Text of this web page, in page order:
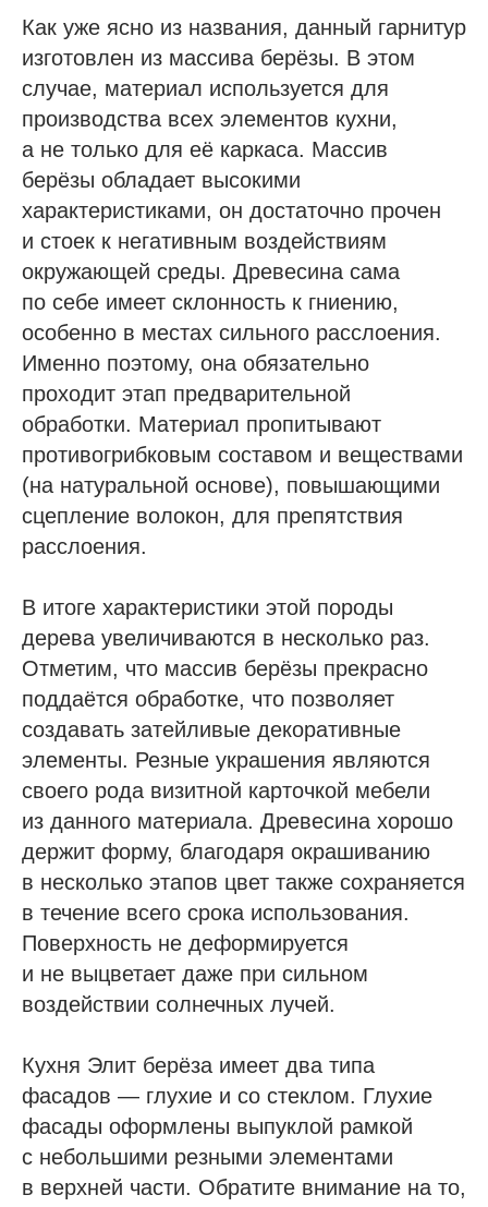
Как уже ясно из названия, данный гарнитур
изготовлен из массива берёзы. В этом
случае, материал используется для
производства всех элементов кухни,
а не только для её каркаса. Массив
берёзы обладает высокими
характеристиками, он достаточно прочен
и стоек к негативным воздействиям
окружающей среды. Древесина сама
по себе имеет склонность к гниению,
особенно в местах сильного расслоения.
Именно поэтому, она обязательно
проходит этап предварительной
обработки. Материал пропитывают
противогрибковым составом и веществами
(на натуральной основе), повышающими
сцепление волокон, для препятствия
расслоения.
В итоге характеристики этой породы
дерева увеличиваются в несколько раз.
Отметим, что массив берёзы прекрасно
поддаётся обработке, что позволяет
создавать затейливые декоративные
элементы. Резные украшения являются
своего рода визитной карточкой мебели
из данного материала. Древесина хорошо
держит форму, благодаря окрашиванию
в несколько этапов цвет также сохраняется
в течение всего срока использования.
Поверхность не деформируется
и не выцветает даже при сильном
воздействии солнечных лучей.
Кухня Элит берёза имеет два типа
фасадов — глухие и со стеклом. Глухие
фасады оформлены выпуклой рамкой
с небольшими резными элементами
в верхней части. Обратите внимание на то,